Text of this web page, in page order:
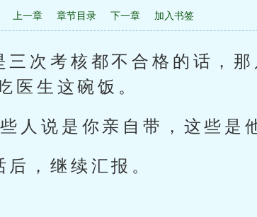
上一章 章节目录 下一章 加入书签
三次考核都不合格的话，
医生这碗饭。
人说是你亲自带，这些是
，继续汇报。